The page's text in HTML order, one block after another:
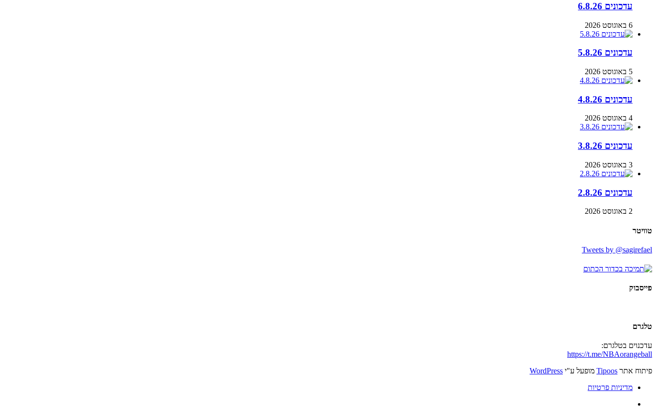
עדכונים 6.8.26
6 באוגוסט 2026
עדכונים 5.8.26
5 באוגוסט 2026
עדכונים 4.8.26
4 באוגוסט 2026
עדכונים 3.8.26
3 באוגוסט 2026
עדכונים 2.8.26
2 באוגוסט 2026
טוויטר
Tweets by @sagirefael
פייסבוק
טלגרם
עדכנוים בטלגרם:
https://t.me/NBAorangeball
פיתוח אתר Tipoos מופעל ע"י WordPress
מדיניות פרטיות